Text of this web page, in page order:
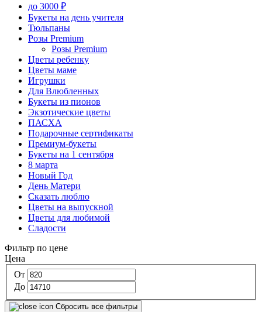
до 3000 ₽
Букеты на день учителя
Тюльпаны
Розы Premium
Розы Premium
Цветы ребенку
Цветы маме
Игрушки
Для Влюбленных
Букеты из пионов
Экзотические цветы
ПАСХА
Подарочные сертификаты
Премиум-букеты
Букеты на 1 сентября
8 марта
Новый Год
День Матери
Сказать люблю
Цветы на выпускной
Цветы для любимой
Сладости
Фильтр по цене
Цена
От
До
Сбросить все фильтры